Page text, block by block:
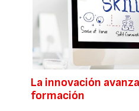
La innovación
formación